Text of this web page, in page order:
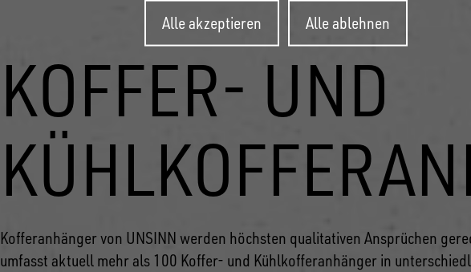
KOFFER- UND
Kofferanhänger von UNSINN werden höchsten qualitativen Ansprüchen
umfasst aktuell mehr als 100 Koffer- und Kühlkofferanhänger in
Alle akzeptieren
zurückziehen
Alle ablehnen